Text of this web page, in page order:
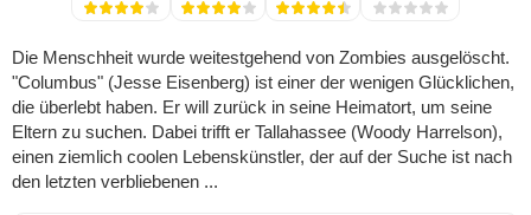
Die Menschheit wurde weitestgehend von Zombies ausgelöscht.
"Columbus" (Jesse Eisenberg) ist einer der wenigen Glücklichen,
die überlebt haben. Er will zurück in seine Heimatort, um seine
Eltern zu suchen. Dabei trifft er Tallahassee (Woody Harrelson),
einen ziemlich coolen Lebenskünstler, der auf der Suche ist nach
den letzten verbliebenen ...